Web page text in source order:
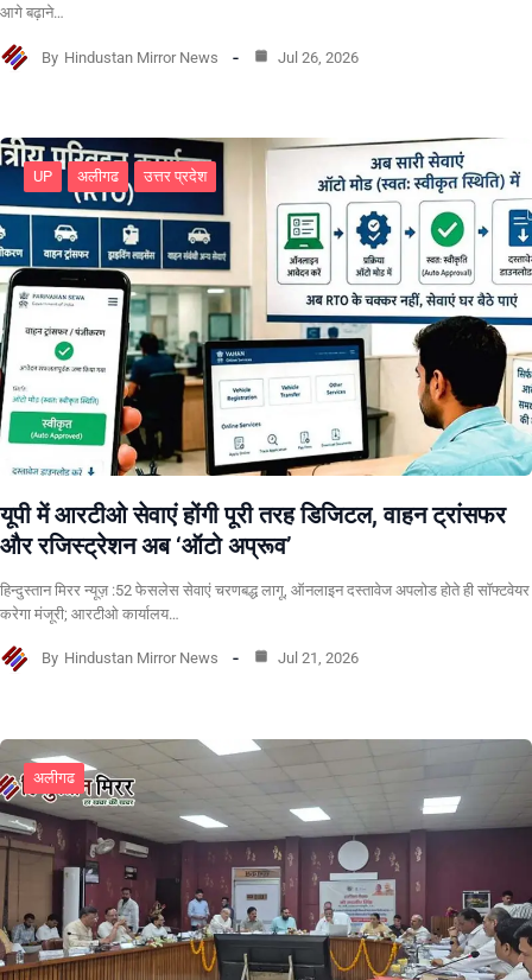
आगे बढ़ाने…
By Hindustan Mirror News Jul 26, 2026
UP अलीगढ उत्तर प्रदेश
यूपी में आरटीओ सेवाएं होंगी पूरी तरह डिजिटल, वाहन ट्रांसफर
और रजिस्ट्रेशन अब ‘ऑटो अप्रूव’
हिन्दुस्तान मिरर न्यूज़ :52 फेसलेस सेवाएं चरणबद्ध लागू, ऑनलाइन दस्तावेज अपलोड होते ही सॉफ्टवेयर
करेगा मंजूरी; आरटीओ कार्यालय…
By Hindustan Mirror News Jul 21, 2026
अलीगढ